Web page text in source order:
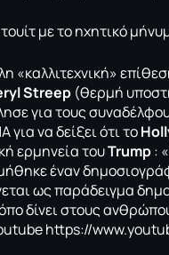
με το ηχητικό
«καλλιτεχνική»
Streep (θερμή
για τους
για να δείξει ότι το
ερμηνεία τουTrump:
έναν
ως παράδειγμα
δίνει στους
https://